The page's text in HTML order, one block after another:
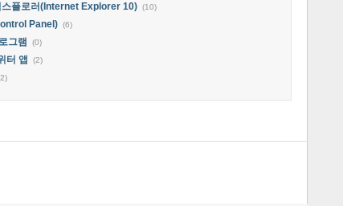
스플로러(Internet Explorer 10) (10)
Panel) (6)
그램 (0)
터 앱 (2)